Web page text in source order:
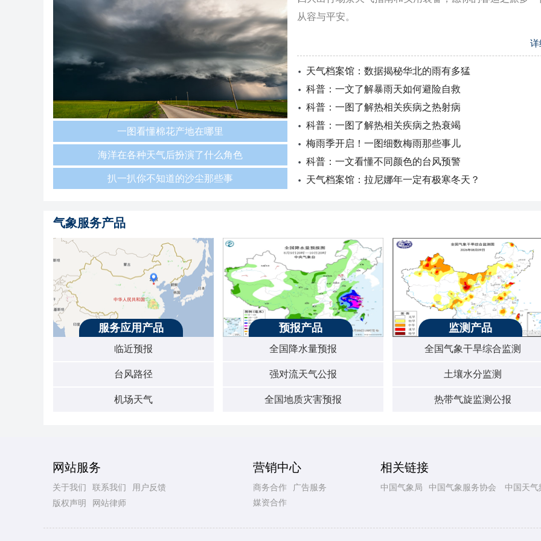
一图看懂棉花产地在哪里
海洋在各种天气后扮演了什么角色
扒一扒你不知道的沙尘那些事
从容与平安。
详
天气档案馆：数据揭秘华北的雨有多猛
科普：一文了解暴雨天如何避险自救
科普：一图了解热相关疾病之热射病
科普：一图了解热相关疾病之热衰竭
梅雨季开启！一图细数梅雨那些事儿
科普：一文看懂不同颜色的台风预警
天气档案馆：拉尼娜年一定有极寒冬天？
气象服务产品
服务应用产品
临近预报
台风路径
机场天气
预报产品
全国降水量预报
强对流天气公报
全国地质灾害预报
监测产品
全国气象干旱综合监测
土壤水分监测
热带气旋监测公报
网站服务
关于我们 联系我们
用户反馈
版权声明
网站律师
营销中心
商务合作
广告服务
媒资合作
相关链接
中国气象局 中国气象服务协会 中国天气